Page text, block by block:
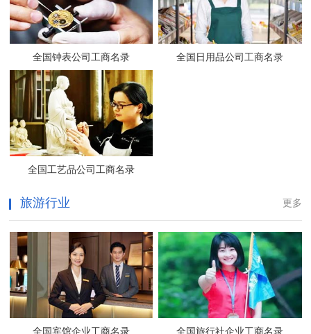
全国钟表公司工商名录 全国日用品公司工商名录
全国工艺品公司工商名录
更多
旅游行业
全国宾馆企业工商名录 全国旅行社企业工商名录